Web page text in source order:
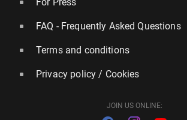
For Press
FAQ - Frequently Asked Questions
Terms and conditions
Privacy policy / Cookies
JOIN US ONLINE: